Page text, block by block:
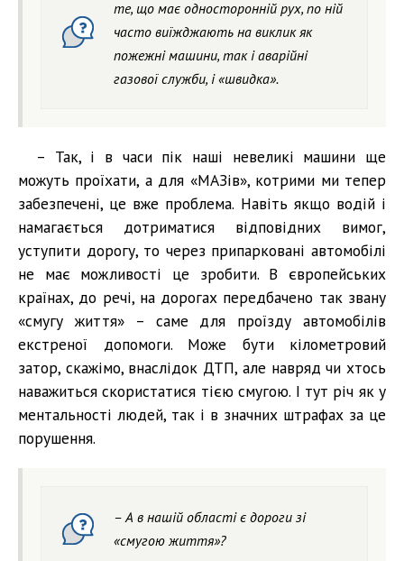
те, що має односторонній рух, по ній
часто виїжджають на виклик як
пожежні машини, так і аварійні
газової служби, і «швидка».
– Так, і в часи пік наші невеликі машини ще
можуть проїхати, а для «МАЗів», котрими ми тепер
забезпечені, це вже проблема. Навіть якщо водій і
намагається дотриматися відповідних вимог,
уступити дорогу, то через припарковані автомобілі
не має можливості це зробити. В європейських
країнах, до речі, на дорогах передбачено так звану
«смугу життя» – саме для проїзду автомобілів
екстреної допомоги. Може бути кілометровий
затор, скажімо, внаслідок ДТП, але навряд чи хтось
наважиться скористатися тією смугою. І тут річ як у
ментальності людей, так і в значних штрафах за це
порушення.
– А в нашій області є дороги зі
«смугою життя»?